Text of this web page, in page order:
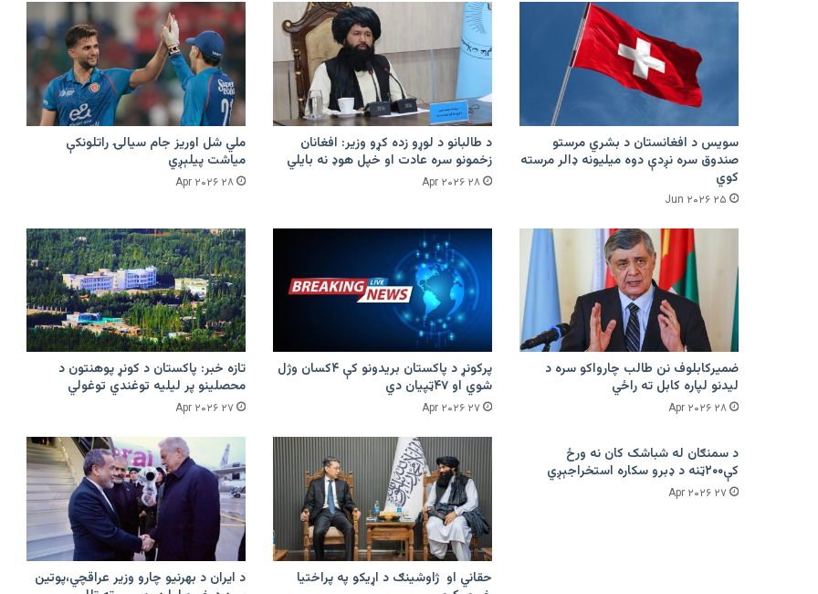
سویس د افغانستان د بشري مرستو
صندوق سره نږدې دوه میلیونه ډالر مرسته
کوي
۲۵ Jun ۲۰۲۶
د طالبانو د لوړو زده کړو وزیر: افغانان
زخمونو سره عادت او خپل هوډ نه بایلي
۲۸ Apr ۲۰۲۶
ملي شل اوریز جام سیالۍ راتلونکې
میاشت پیلېږي
۲۸ Apr ۲۰۲۶
ضمیرکابلوف نن طالب چارواکو سره د
لیدنو لپاره کابل ته راځي
۲۸ Apr ۲۰۲۶
پرکونړ د پاکستان بریدونو کې ۴کسان وژل
شوي او ۴۷ټپیان دي
۲۷ Apr ۲۰۲۶
تازه خبر: پاکستان د کونړ پوهنتون د
محصلینو پر لیلیه توغندي توغولي
۲۷ Apr ۲۰۲۶
د سمنګان له شباشک کان نه ورځ
کې۲۰۰ټنه د ډبرو سکاره استخراجېږي
۲۷ Apr ۲۰۲۶
حقاني او ژاوشینګ د اړیکو په پراختیا
د ایران د بهرنیو چارو وزیر عراقچي،پوتین